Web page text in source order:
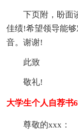
下页附，盼面
佳绩!希望领导能
音。谢谢!
此致
敬礼!
大学生个人自荐书6
尊敬的xxx：